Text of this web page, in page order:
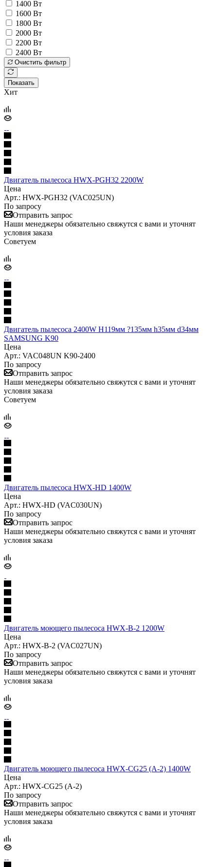
1400 Вт
1600 Вт
1800 Вт
2000 Вт
2200 Вт
2400 Вт
Очистить фильтр
Показать
Хит
Двигатель пылесоса HWX-PGH32 2200W
Цена
Арт.: HWX-PGH32 (VAC025UN)
По запросу
Отправить запрос
Наши менеджеры обязательно свяжутся с вами и уточнят
условия заказа
Советуем
Двигатель пылесоса 2400W H119мм ?135мм h35мм d34мм
SAMSUNG K90
Цена
Арт.: VAC048UN K90-2400
По запросу
Отправить запрос
Наши менеджеры обязательно свяжутся с вами и уточнят
условия заказа
Советуем
Двигатель пылесоса HWX-HD 1400W
Цена
Арт.: HWX-HD (VAC030UN)
По запросу
Отправить запрос
Наши менеджеры обязательно свяжутся с вами и уточнят
условия заказа
Двигатель моющего пылесоса HWX-B-2 1200W
Цена
Арт.: HWX-B-2 (VAC027UN)
По запросу
Отправить запрос
Наши менеджеры обязательно свяжутся с вами и уточнят
условия заказа
Двигатель моющего пылесоса HWX-CG25 (A-2) 1400W
Цена
Арт.: HWX-CG25 (A-2)
По запросу
Отправить запрос
Наши менеджеры обязательно свяжутся с вами и уточнят
условия заказа